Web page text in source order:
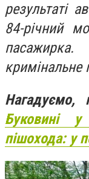
результаті
84-річний
Буковині
пішохода: у